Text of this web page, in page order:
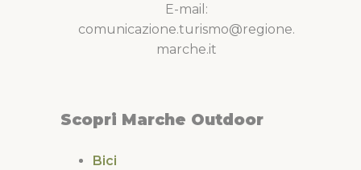
E-mail:
comunicazione.turismo@regione.
marche.it
Scopri Marche Outdoor
Bici